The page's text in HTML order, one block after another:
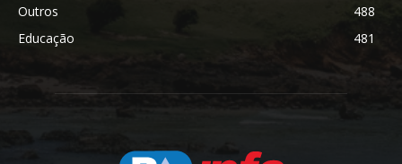
Outros
488
Educação
481